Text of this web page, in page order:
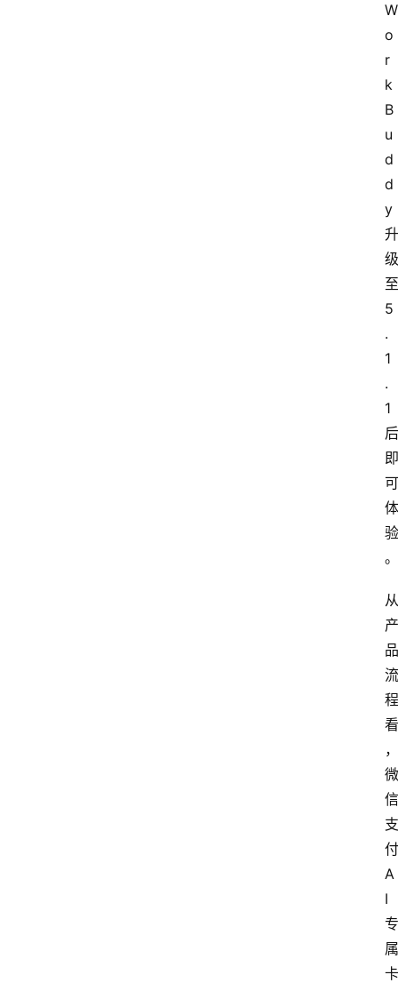
W
o
r
k
B
u
d
d
y
升
级
至
5
.
1
.
1
后
即
可
体
验
。
从
产
品
流
程
看
，
微
信
支
付
A
I
专
属
卡